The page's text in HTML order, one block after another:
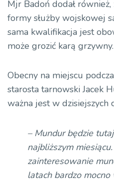
Mjr Badoń dodał
formy służby wojskowej
sama kwalifikacja jest
może grozić karą grzywny.
Obecny na miejscu
starosta tarnowski Jacek
ważna jest w dzisiejszych
– Mundur będzie
najbliższym
zainteresowanie
latach bardzo mocno